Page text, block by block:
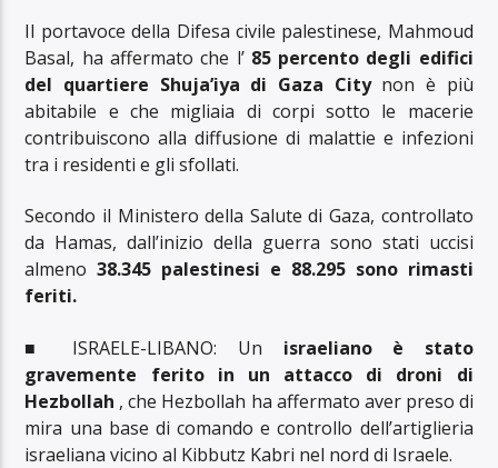
Il portavoce della Difesa civile palestinese, Mahmoud
Basal, ha affermato che l’ 85 percento degli edifici
del quartiere Shuja’iya di Gaza Citynon è più
abitabile e che migliaia di corpi sotto le macerie
contribuiscono alla diffusione di malattie e infezioni
tra i residenti e gli sfollati.
Secondo il Ministero della Salute di Gaza, controllato
da Hamas, dall’inizio della guerra sono stati uccisi
almeno38.345 palestinesi e 88.295 sono rimasti
feriti.
■ ISRAELE-LIBANO: Un israeliano è stato
gravemente ferito in un attacco di droni di
Hezbollah , che Hezbollah ha affermato aver preso di
mira una base di comando e controllo dell’artiglieria
israeliana vicino al Kibbutz Kabri nel nord di Israele.